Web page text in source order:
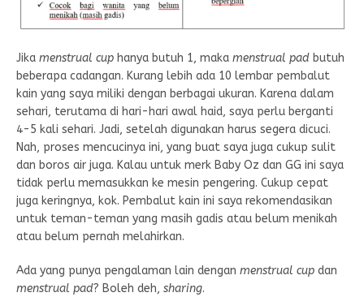
Jika menstrual cup hanya butuh 1, maka menstrual pad butuh
beberapa cadangan. Kurang lebih ada 10 lembar pembalut
kain yang saya miliki dengan berbagai ukuran. Karena dalam
sehari, terutama di hari-hari awal haid, saya perlu berganti
4-5 kali sehari. Jadi, setelah digunakan harus segera dicuci.
Nah, proses mencucinya ini, yang buat saya juga cukup sulit
dan boros air juga. Kalau untuk merk Baby Oz dan GG ini saya
tidak perlu memasukkan ke mesin pengering. Cukup cepat
juga keringnya, kok. Pembalut kain ini saya rekomendasikan
untuk teman-teman yang masih gadis atau belum menikah
atau belum pernah melahirkan.
Ada yang punya pengalaman lain dengan menstrual cup dan
menstrual pad? Boleh deh, sharing.